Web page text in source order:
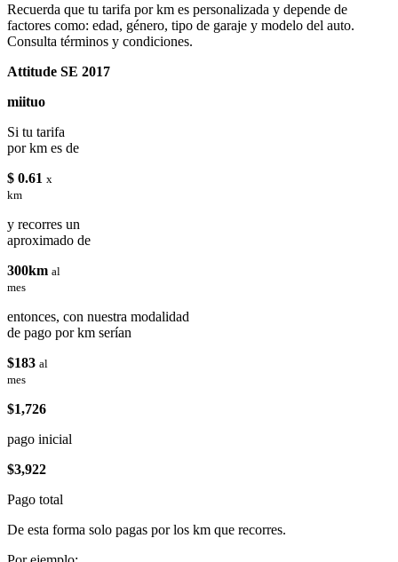
Recuerda que tu tarifa por km es personalizada y depende de
factores como: edad, género, tipo de garaje y modelo del auto.
Consulta términos y condiciones.
Attitude SE 2017
miituo
Si tu tarifa
por km es de
$ 0.61 x
km
y recorres un
aproximado de
300km al
mes
entonces, con nuestra modalidad
de pago por km serían
$183 al
mes
$1,726
pago inicial
$3,922
Pago total
De esta forma solo pagas por los km que recorres.